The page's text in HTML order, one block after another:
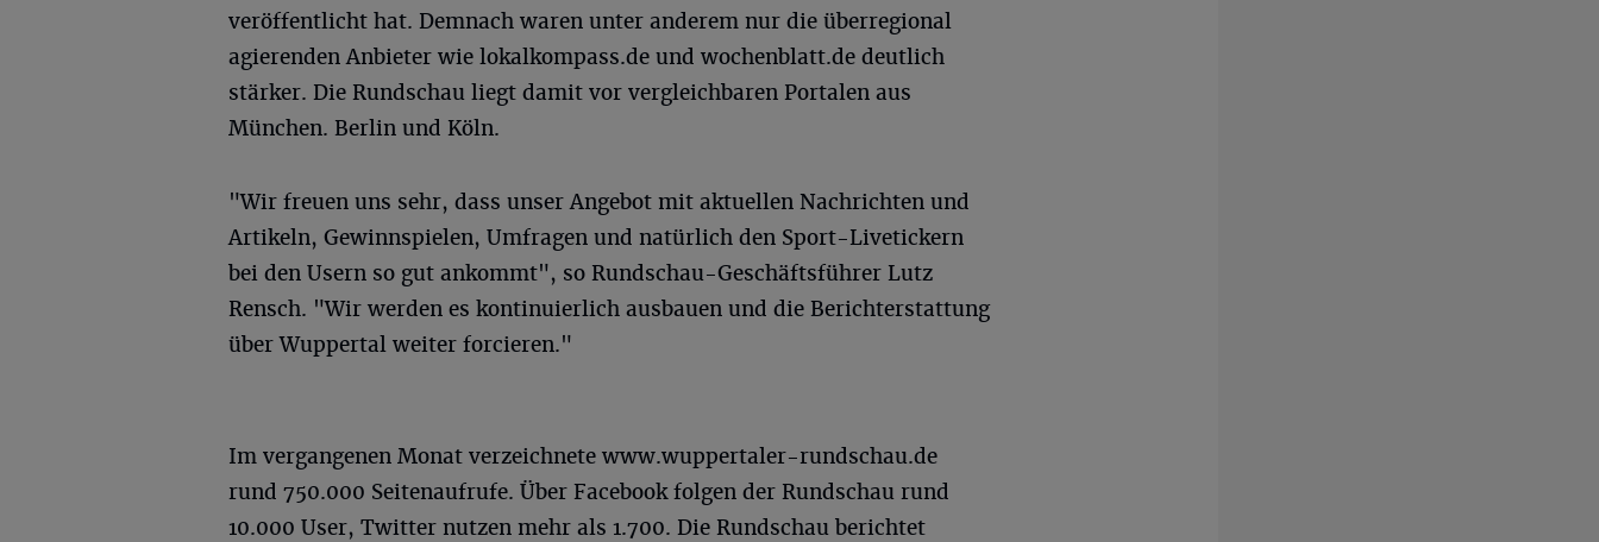
veröffentlicht hat. Demnach waren unter anderem nur die überregional
agierenden Anbieter wie lokalkompass.de und wochenblatt.de deutlich
stärker. Die Rundschau liegt damit vor vergleichbaren Portalen aus
München. Berlin und Köln.
"Wir freuen uns sehr, dass unser Angebot mit aktuellen Nachrichten und
Artikeln, Gewinnspielen, Umfragen und natürlich den Sport-Livetickern
bei den Usern so gut ankommt", so Rundschau-Geschäftsführer Lutz
Rensch. "Wir werden es kontinuierlich ausbauen und die Berichterstattung
über Wuppertal weiter forcieren."
Im vergangenen Monat verzeichnete www.wuppertaler-rundschau.de
rund 750.000 Seitenaufrufe. Über Facebook folgen der Rundschau rund
10.000 User, Twitter nutzen mehr als 1.700. Die Rundschau berichtet